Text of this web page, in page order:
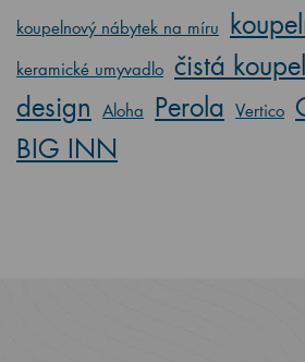
koupelnový nábytek na míru
keramické umyvadlo čistá
design Aloha Perola Vertico
BIG INN